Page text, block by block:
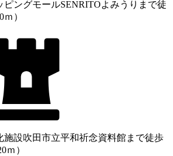
ピングモールSENRITOよみうりまで徒
）
施設吹田市立平和祈念資料館まで徒歩
ｍ）